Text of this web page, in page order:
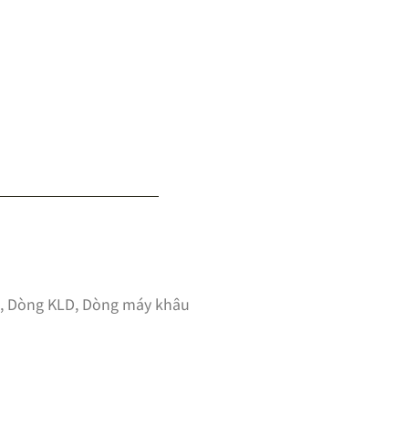
, Dòng KLD, Dòng máy khâu